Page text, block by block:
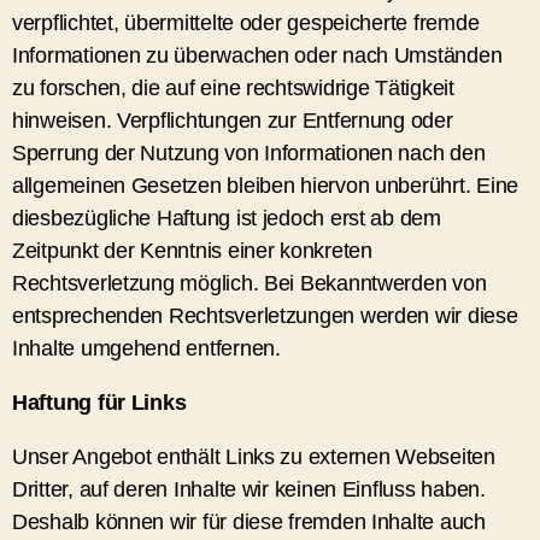
verpflichtet, übermittelte oder gespeicherte fremde
Informationen zu überwachen oder nach Umständen
zu forschen, die auf eine rechtswidrige Tätigkeit
hinweisen. Verpflichtungen zur Entfernung oder
Sperrung der Nutzung von Informationen nach den
allgemeinen Gesetzen bleiben hiervon unberührt. Eine
diesbezügliche Haftung ist jedoch erst ab dem
Zeitpunkt der Kenntnis einer konkreten
Rechtsverletzung möglich. Bei Bekanntwerden von
entsprechenden Rechtsverletzungen werden wir diese
Inhalte umgehend entfernen.
Haftung für Links
Unser Angebot enthält Links zu externen Webseiten
Dritter, auf deren Inhalte wir keinen Einfluss haben.
Deshalb können wir für diese fremden Inhalte auch